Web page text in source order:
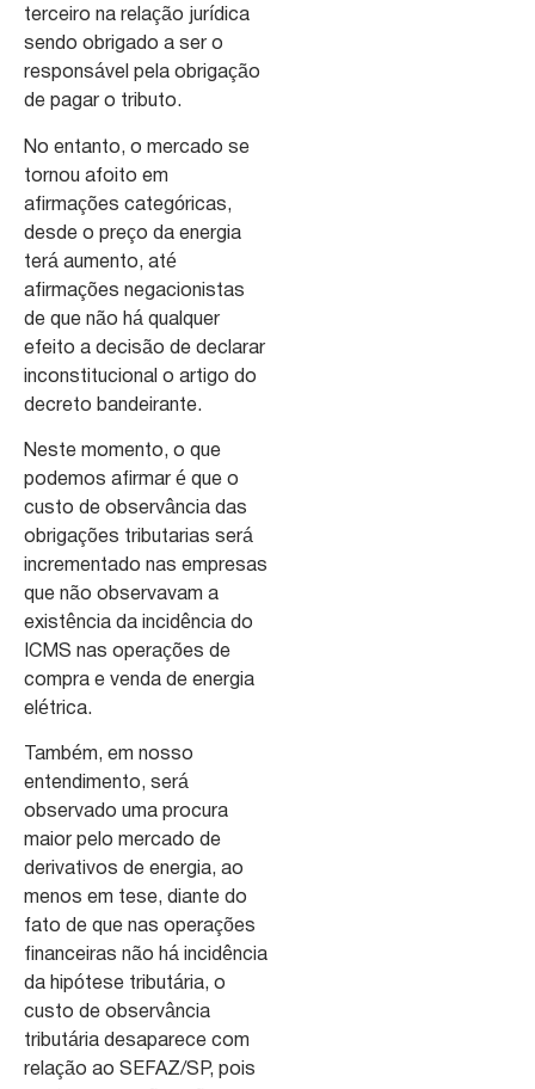
terceiro na relação jurídica
sendo obrigado a ser o
responsável pela obrigação
de pagar o tributo.
No entanto, o mercado se
tornou afoito em
afirmações categóricas,
desde o preço da energia
terá aumento, até
afirmações negacionistas
de que não há qualquer
efeito a decisão de declarar
inconstitucional o artigo do
decreto bandeirante.
Neste momento, o que
podemos afirmar é que o
custo de observância das
obrigações tributarias será
incrementado nas empresas
que não observavam a
existência da incidência do
ICMS nas operações de
compra e venda de energia
elétrica.
Também, em nosso
entendimento, será
observado uma procura
maior pelo mercado de
derivativos de energia, ao
menos em tese, diante do
fato de que nas operações
financeiras não há incidência
da hipótese tributária, o
custo de observância
tributária desaparece com
relação ao SEFAZ/SP, pois